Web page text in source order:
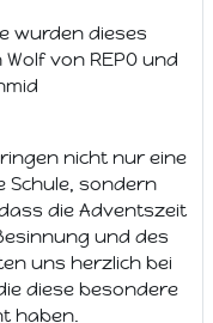
wurden dieses
von REPO und
nicht nur eine
Schule, sondern
die Adventszeit
und des
uns herzlich bei
diese besondere
haben.